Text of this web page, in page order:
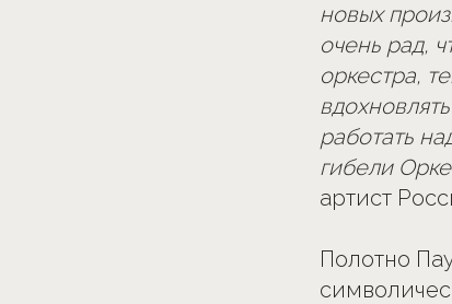
новых
очень рад,
оркестра,
работать
гибели
артист
Полотно